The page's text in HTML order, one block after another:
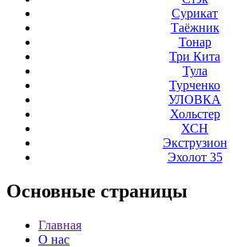
Сурикат
Таёжник
Тонар
Три Кита
Тула
Турченко
УЛОВКА
Хольстер
ХСН
Экструзион
Эхолот 35
Основные страницы
Главная
О нас